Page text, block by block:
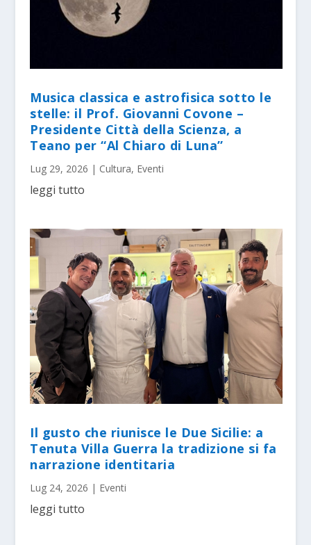
Musica classica e astrofisica sotto le
stelle: il Prof. Giovanni Covone –
Presidente Città della Scienza, a
Teano per “Al Chiaro di Luna”
Lug 29, 2026 | Cultura, Eventi
leggi tutto
Il gusto che riunisce le Due Sicilie: a
Tenuta Villa Guerra la tradizione si fa
narrazione identitaria
Lug 24, 2026 | Eventi
leggi tutto